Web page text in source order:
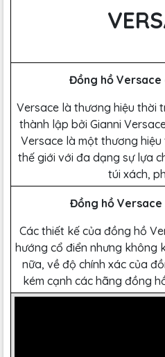
Đồng hồ Versace
Versace là thương hiệu thời
thành lập bởi Gianni
Versace là một thương
thế giới với đa dạng sự lựa
túi xách,
Đồng hồ
Các thiết kế của đồng hồ
hướng cổ điển nhưng không
nữa, về độ chính xác của
kém cạnh các hãng đồng